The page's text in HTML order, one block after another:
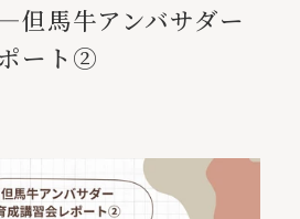
但馬牛アンバサダー
ート②